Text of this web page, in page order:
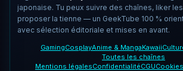
japonaise. Tu peux suivre des chaînes, liker
proposer la tienne — un GeekTube 100 %
avec sélection éditoriale et mises en avant.
GamingCosplayAnime & MangaKawaii
Toutes les chaînes
Mentions légalesConfidentialitéCGUCookies